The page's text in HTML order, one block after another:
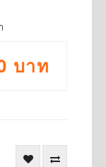
บาท